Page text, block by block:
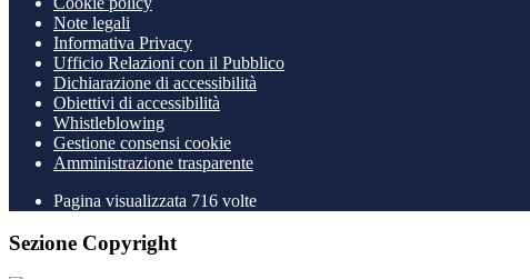
Note legali
Informativa Privacy
Ufficio Relazioni con il Pubblico
Dichiarazione di accessibilità
Obiettivi di accessibilità
Whistleblowing
Gestione consensi cookie
Amministrazione trasparente
Pagina visualizzata 716 volte
Sezione Copyright